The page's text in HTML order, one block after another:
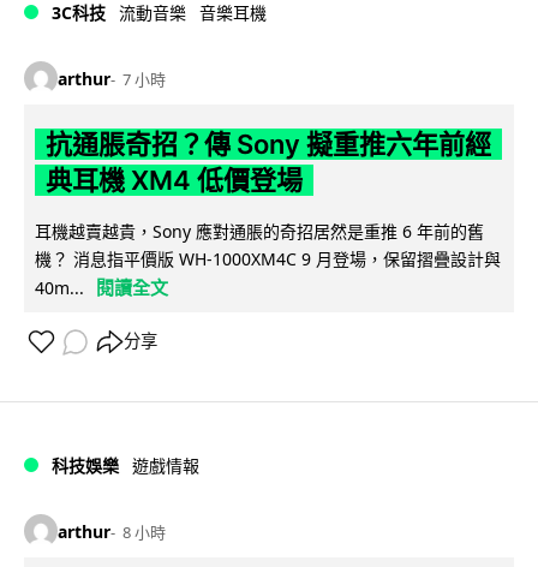
3C科技 流動音樂 音樂耳機
arthur 7 小時
抗通脹奇招？傳 Sony 擬重推六年前經
典耳機 XM4 低價登場
耳機越賣越貴，Sony 應對通脹的奇招居然是重推 6 年前的舊
機？ 消息指平價版 WH-1000XM4C 9 月登場，保留摺疊設計與
40m...
閱讀全文
分享
科技娛樂 遊戲情報
arthur 8 小時